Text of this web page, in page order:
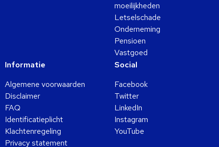
moeilijkheden
Letselschade
Onderneming
Pensioen
Vastgoed
Informatie
Algemene voorwaarden
Disclaimer
FAQ
Identificatieplicht
Klachtenregeling
Privacy statement
Social
Facebook
Twitter
LinkedIn
Instagram
YouTube